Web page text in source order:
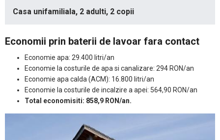
Casa unifamiliala, 2 adulti, 2 copii
Economii prin baterii de lavoar fara contact
Economie apa: 29.400 litri/an
Economie la costurile de apa si canalizare: 294 RON/an
Economie apa calda (ACM): 16.800 litri/an
Economie la costurile de incalzire a apei: 564,90 RON/an
Total economisiti: 858,9 RON/an.